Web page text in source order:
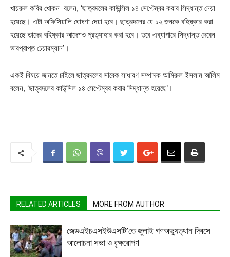
খায়রুল কবির খোকন বলেন, ‘ছাত্রদলের কাউন্সিল ১৪ সেপ্টেম্বর করার সিদ্ধান্ত নেয়া
হয়েছে। এটা অফিসিয়ালি ঘোষণা দেয়া হবে। ছাত্রদলের যে ১২ জনকে বহিষ্কার করা
হয়েছে তাদের বহিষ্কার আদেশও প্রত্যাহার করা হবে। তবে এব্যাপারে সিদ্ধান্ত দেবেন
ভারপ্রাপ্ত চেয়ারম্যান’।
একই বিষয়ে জানতে চাইলে ছাত্রদলের সাবেক সাধারণ সম্পাদক আমিরুল ইসলাম আলিম
বলেন, ‘ছাত্রদলের কাউন্সিল ১৪ সেপ্টেম্বর করার সিদ্ধান্ত হয়েছে’।
RELATED ARTICLES MORE FROM AUTHOR
জেডএইচএসইউএসটি’তে জুলাই গণঅভ্যুত্থান দিবসে
আলোচনা সভা ও বৃক্ষরোপণ